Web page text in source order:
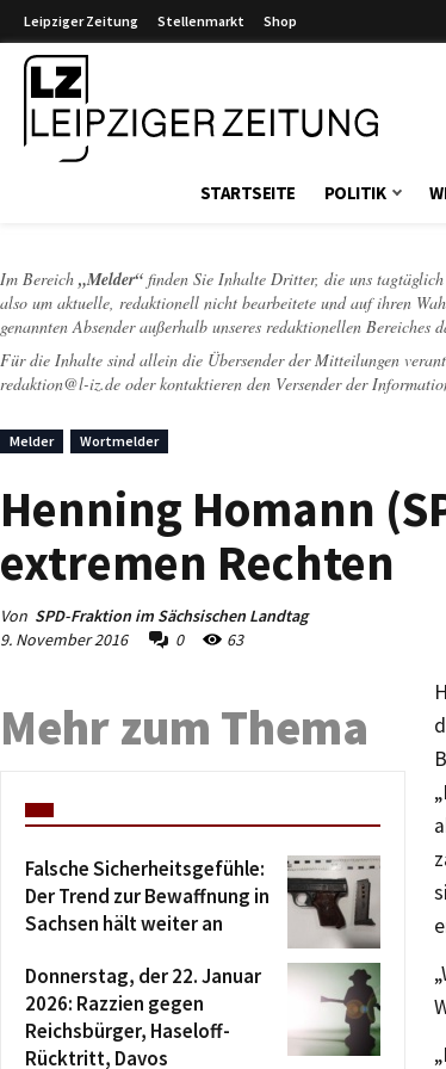
Leipziger Zeitung Stellenmarkt Shop
STARTSEITE POLITIK
Im Bereich „Melder“ finden Sie Inhalte Dritter, die uns
also um aktuelle, redaktionell nicht bearbeitete und auf ihren
genannten Absender außerhalb unseres redaktionellen Bereiches
Für die Inhalte sind allein die Übersender der Mitteilungen
redaktion@l-iz.de oder kontaktieren den Versender der
Melder Wortmelder
Henning Homann
extremen Rechten
Von SPD-Fraktion im Sächsischen Landtag
9. November 2016
0 63
Mehr zum Thema
Falsche Sicherheitsgefühle:
Der Trend zur Bewaffnung in
Sachsen hält weiter an
Donnerstag, der 22. Januar
2026: Razzien gegen
Reichsbürger, Haseloff-
Rücktritt, Davos